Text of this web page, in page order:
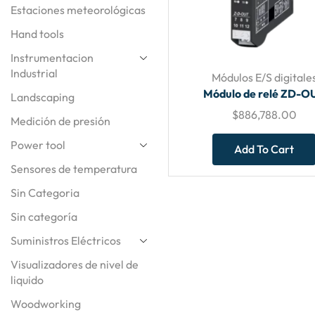
Módulos E/S
Módulo de relé ZD-
$886,788.00
Add To Cart
Estaciones meteorológicas
Hand tools
Instrumentacion
Industrial
Landscaping
Medición de presión
Power tool
Sensores de temperatura
Sin Categoria
Sin categoría
Suministros Eléctricos
Visualizadores de nivel de
liquido
Woodworking